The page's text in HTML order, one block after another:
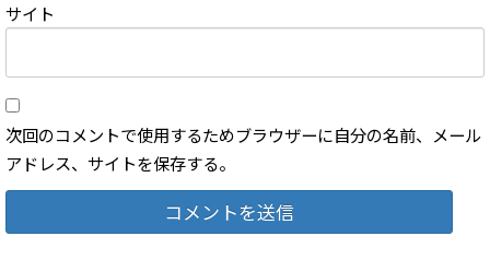
サイト
次回のコメントで使用するためブラウザーに自分の名前、メール
アドレス、サイトを保存する。